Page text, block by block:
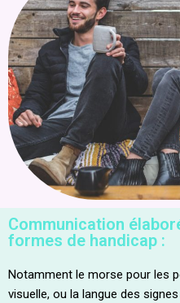
Communication
formes de handicap :
Notamment le morse pour les
visuelle, ou la langue des